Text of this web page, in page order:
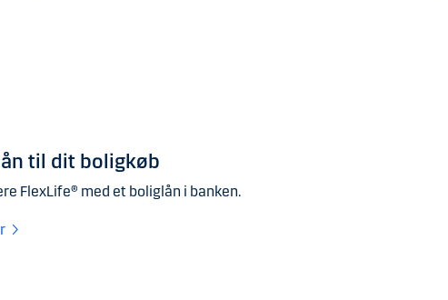
til dit boligkøb
FlexLife® med et boliglån i banken.